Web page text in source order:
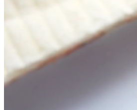
Redactionele Afbeeldingen
Redactionele Evenementen